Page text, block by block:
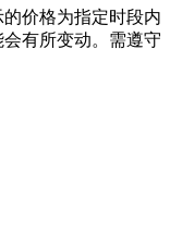
价格为指定时段内
有所变动。需遵守